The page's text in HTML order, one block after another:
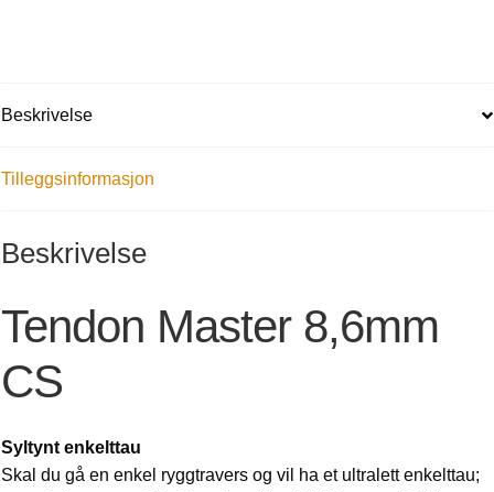
Beskrivelse
Tilleggsinformasjon
Beskrivelse
Tendon Master 8,6mm
CS
Syltynt enkelttau
Skal du gå en enkel ryggtravers og vil ha et ultralett enkelttau;